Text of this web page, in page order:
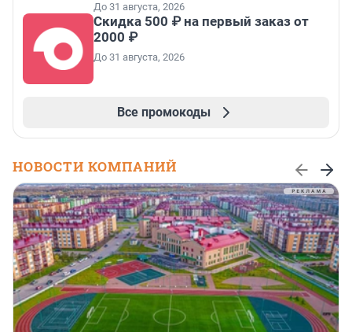
До 31 августа, 2026
Скидка 500 ₽ на первый заказ от
2000 ₽
До 31 августа, 2026
Все промокоды
НОВОСТИ КОМПАНИЙ